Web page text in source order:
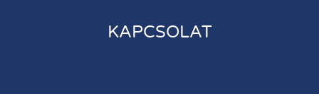
KAPCSOLAT